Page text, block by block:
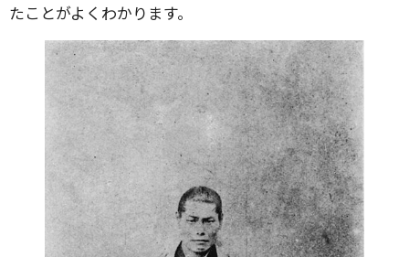
たことがよくわかります。